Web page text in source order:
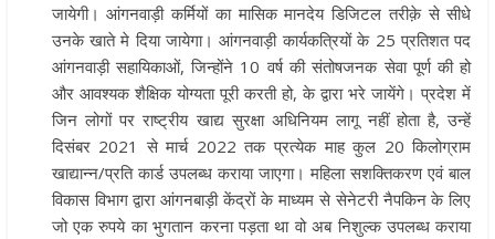
जायेगी। आंगनवाड़ी कर्मियों का मासिक मानदेय डिजिटल तरीक़े से सीधे
उनके खाते मे दिया जायेगा। आंगनवाड़ी कार्यकत्रियों के 25 प्रतिशत पद
आंगनवाड़ी सहायिकाओं, जिन्होंने 10 वर्ष की संतोषजनक सेवा पूर्ण की हो
और आवश्यक शैक्षिक योग्यता पूरी करती हो, के द्वारा भरे जायेंगे। प्रदेश में
जिन लोगों पर राष्ट्रीय खाद्य सुरक्षा अधिनियम लागू नहीं होता है, उन्हें
दिसंबर 2021 से मार्च 2022 तक प्रत्येक माह कुल 20 किलोग्राम
खाद्यान्न/प्रति कार्ड उपलब्ध कराया जाएगा। महिला सशक्तिकरण एवं बाल
विकास विभाग द्वारा आंगनबाड़ी केंद्रों के माध्यम से सेनेटरी नैपकिन के लिए
जो एक रुपये का भुगतान करना पड़ता था वो अब निशुल्क उपलब्ध कराया